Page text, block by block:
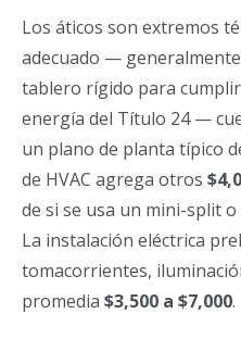
Los áticos son extremos
adecuado —
tablero rígido para
energía del Título 24 —
un plano de planta típico
de HVAC agrega otros
de si se usa un mini-split
La instalación eléctrica
tomacorrientes,
promedia $3,500 a $7,000.